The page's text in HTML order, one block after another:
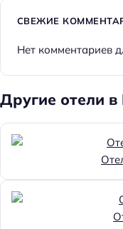
СВЕЖИЕ
Нет комментариев
Другие отели в